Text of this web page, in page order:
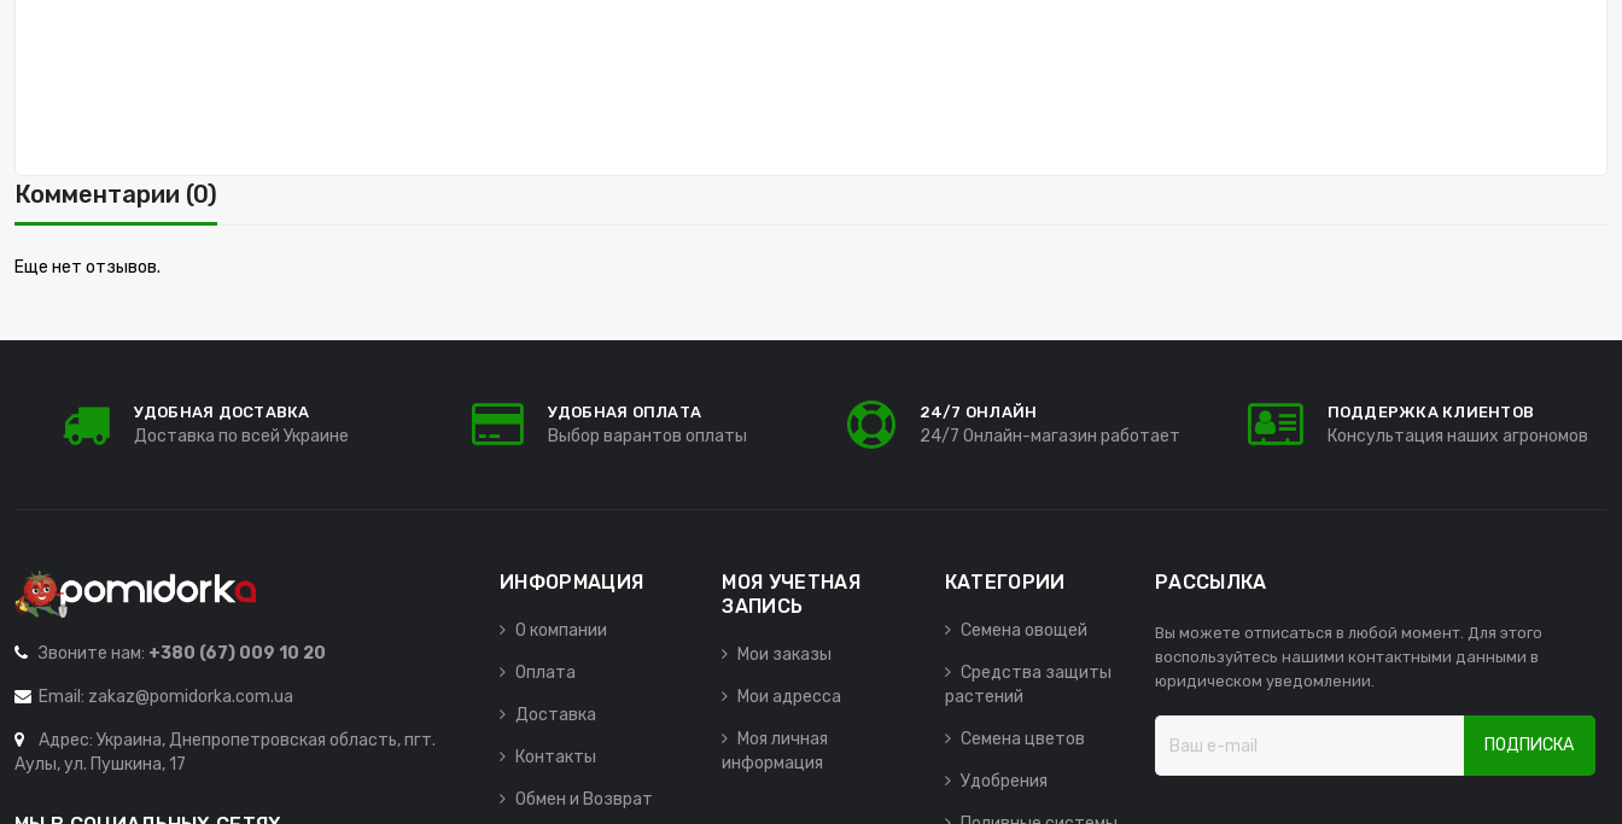
Комментарии (0)
Еще нет отзывов.
УДОБНАЯ ДОСТАВКА
Доставка по всей Украине
УДОБНАЯ ОПЛАТА
Выбор варантов оплаты
24/7 ОНЛАЙН
24/7 Онлайн-магазин работает
ПОДДЕРЖКА КЛИЕНТОВ
Консультация наших агрономов
Звоните нам: +380 (67) 009 10 20
Email: zakaz@pomidorka.com.ua
Адрес: Украина, Днепропетровская область, пгт.
Аулы, ул. Пушкина, 17
ИНФОРМАЦИЯ
О компании
Оплата
Доставка
Контакты
Обмен и Возврат
МОЯ УЧЕТНАЯ
ЗАПИСЬ
Мои заказы
Мои адресса
Моя личная
информация
КАТЕГОРИИ
Семена овощей
Средства защиты
растений
Семена цветов
Удобрения
РАССЫЛКА
Вы можете отписаться в любой момент. Для этого
воспользуйтесь нашими контактными данными в
юридическом уведомлении.
ПОДПИСКА